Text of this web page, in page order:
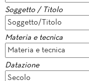
Soggetto / Titolo
Materia e tecnica
Datazione